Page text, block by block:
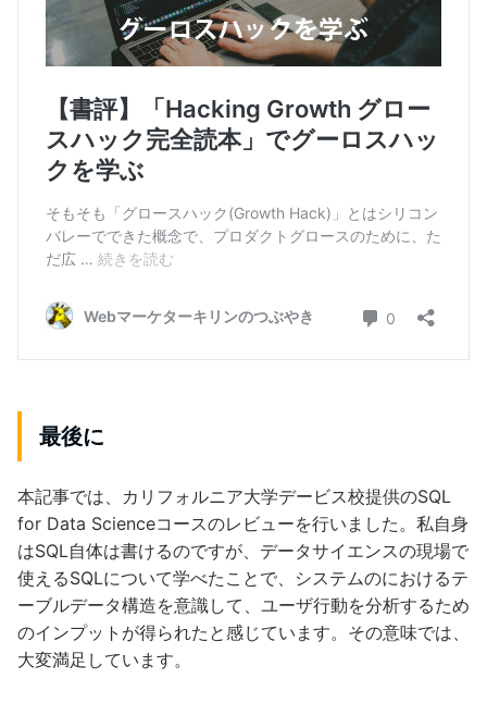
最後に
本記事では、カリフォルニア大学デービス校提供のSQL
for Data Scienceコースのレビューを行いました。私自身
はSQL自体は書けるのですが、データサイエンスの現場で
使えるSQLについて学べたことで、システムのにおけるテ
ーブルデータ構造を意識して、ユーザ行動を分析するため
のインプットが得られたと感じています。その意味では、
大変満足しています。